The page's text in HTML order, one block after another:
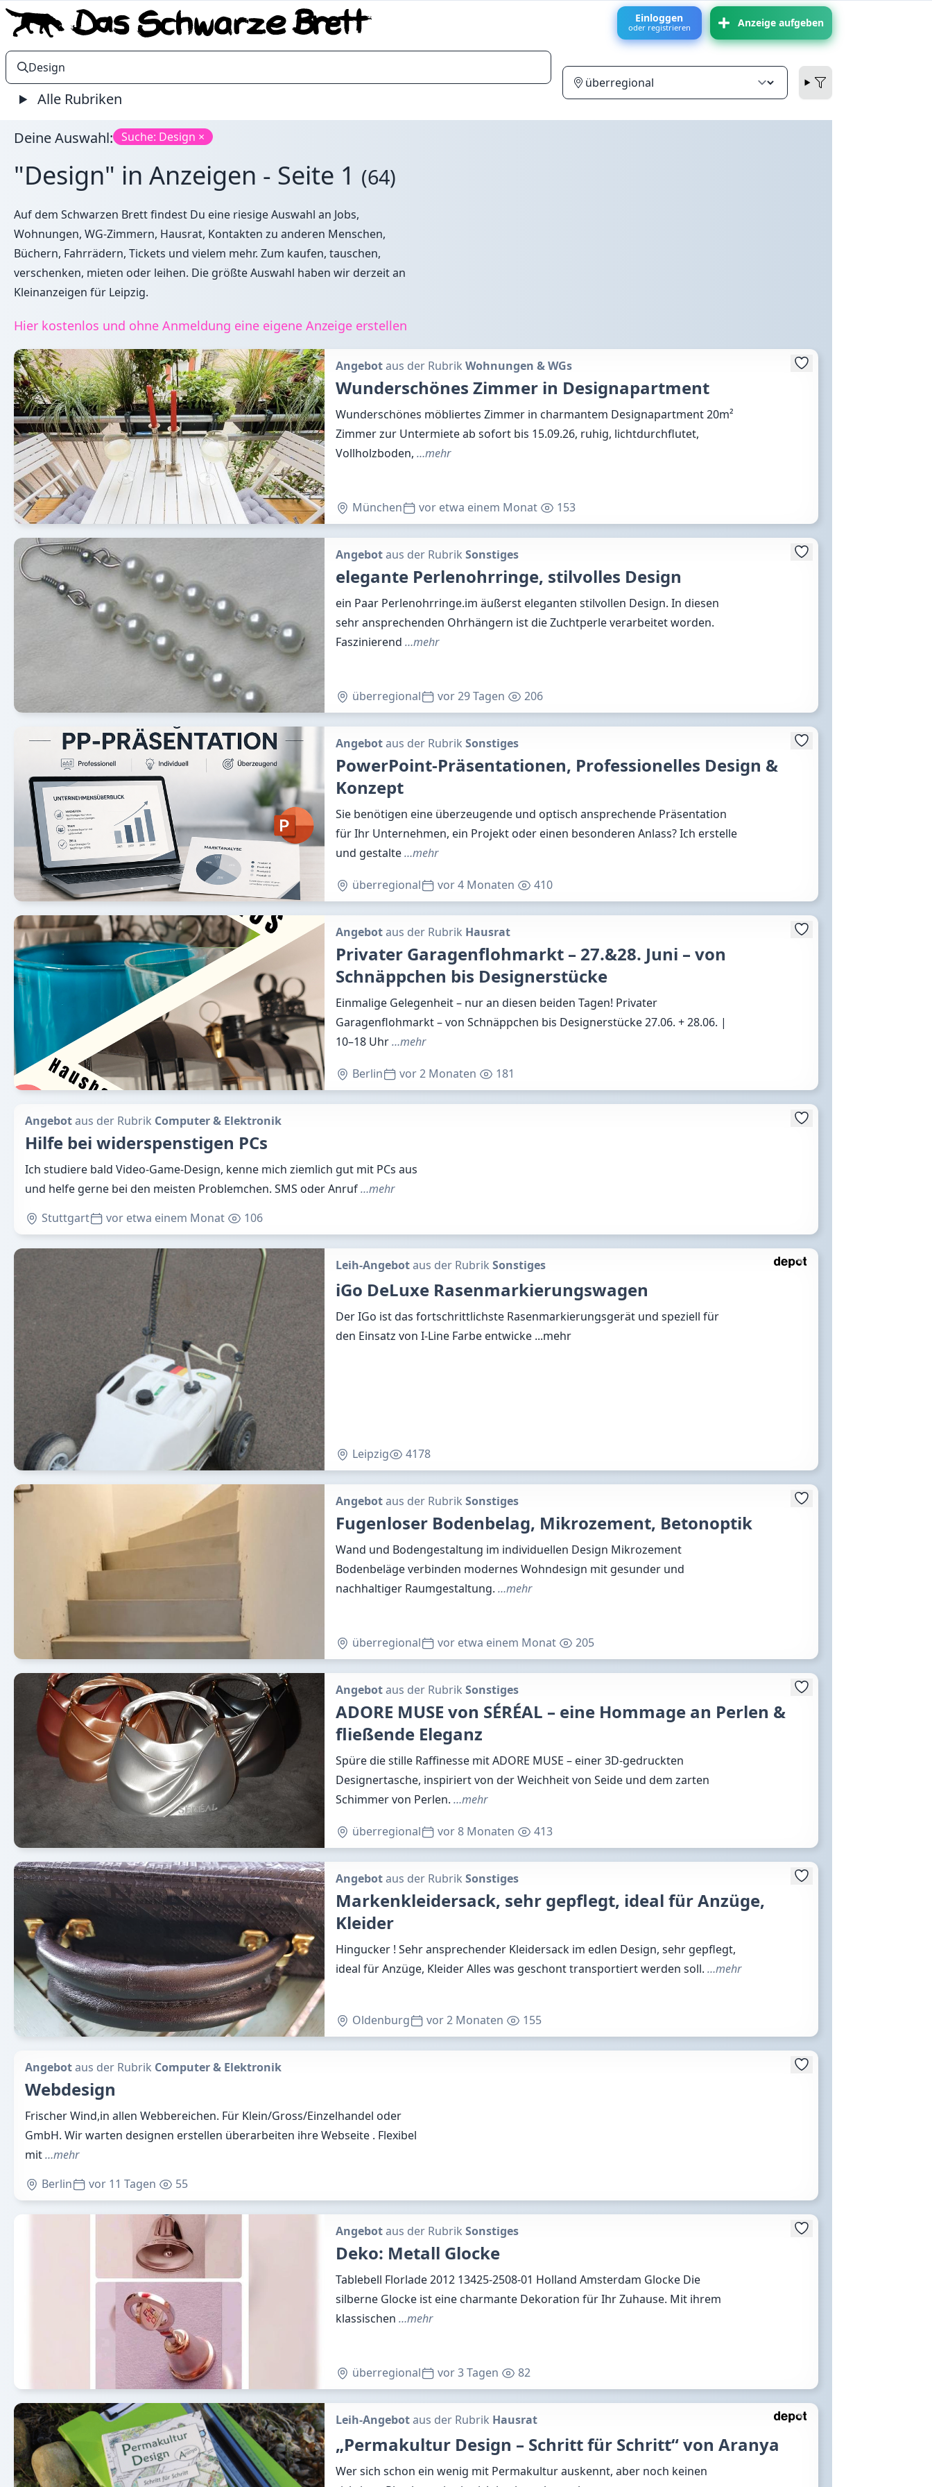
Einloggen
oder registrieren Anzeige aufgeben
Alle Rubriken
Deine Auswahl: Suche: Design ×
"Design" in Anzeigen - Seite 1 (64)
Auf dem Schwarzen Brett findest Du eine riesige Auswahl an Jobs,
Wohnungen, WG-Zimmern, Hausrat, Kontakten zu anderen Menschen,
Büchern, Fahrrädern, Tickets und vielem mehr. Zum kaufen, tauschen,
verschenken, mieten oder leihen. Die größte Auswahl haben wir derzeit an
Kleinanzeigen für Leipzig.
Hier kostenlos und ohne Anmeldung eine eigene Anzeige erstellen
Angebotaus der Rubrik Wohnungen & WGs
Wunderschönes Zimmer in Designapartment
Wunderschönes möbliertes Zimmer in charmantem Designapartment 20m²
Zimmer zur Untermiete ab sofort bis 15.09.26, ruhig, lichtdurchflutet,
Vollholzboden, …mehr
München vor etwa einem Monat 153
Angebotaus der Rubrik Sonstiges
elegante Perlenohrringe, stilvolles Design
ein Paar Perlenohrringe.im äußerst eleganten stilvollen Design. In diesen
sehr ansprechenden Ohrhängern ist die Zuchtperle verarbeitet worden.
Faszinierend …mehr
überregional vor 29 Tagen 206
Angebotaus der Rubrik Sonstiges
PowerPoint-Präsentationen, Professionelles Design &
Konzept
Sie benötigen eine überzeugende und optisch ansprechende Präsentation
für Ihr Unternehmen, ein Projekt oder einen besonderen Anlass? Ich erstelle
und gestalte…mehr
überregional vor 4 Monaten 410
Angebotaus der Rubrik Hausrat
Privater Garagenflohmarkt – 27.&28. Juni – von
Schnäppchen bis Designerstücke
Einmalige Gelegenheit – nur an diesen beiden Tagen! Privater
Garagenflohmarkt – von Schnäppchen bis Designerstücke 27.06. + 28.06. |
10–18 Uhr…mehr
Berlin vor 2 Monaten 181
Angebotaus der Rubrik Computer & Elektronik
Hilfe bei widerspenstigen PCs
Ich studiere bald Video-Game-Design, kenne mich ziemlich gut mit PCs aus
und helfe gerne bei den meisten Problemchen. SMS oder Anruf…mehr
Stuttgart
vor etwa einem Monat 106
Leih-Angebotaus der Rubrik Sonstiges
iGo DeLuxe Rasenmarkierungswagen
Der IGo ist das fortschrittlichste Rasenmarkierungsgerät und speziell für
den Einsatz von I-Line Farbe entwicke ...mehr
Leipzig 4178
Angebotaus der Rubrik Sonstiges
Fugenloser Bodenbelag, Mikrozement, Betonoptik
Wand und Bodengestaltung im individuellen Design Mikrozement
Bodenbeläge verbinden modernes Wohndesign mit gesunder und
nachhaltiger Raumgestaltung. …mehr
überregional vor etwa einem Monat 205
Angebotaus der Rubrik Sonstiges
ADORE MUSE von SÉRÉAL – eine Hommage an Perlen &
fließende Eleganz
Spüre die stille Raffinesse mit ADORE MUSE – einer 3D‑gedruckten
Designertasche, inspiriert von der Weichheit von Seide und dem zarten
Schimmer von Perlen. …mehr
überregional vor 8 Monaten 413
Angebotaus der Rubrik Sonstiges
Markenkleidersack, sehr gepflegt, ideal für Anzüge,
Kleider
Hingucker ! Sehr ansprechender Kleidersack im edlen Design, sehr gepflegt,
ideal für Anzüge, Kleider Alles was geschont transportiert werden soll. …mehr
Oldenburg vor 2 Monaten 155
Angebotaus der Rubrik Computer & Elektronik
Webdesign
Frischer Wind,in allen Webbereichen. Für Klein/Gross/Einzelhandel oder
GmbH. Wir warten designen erstellen überarbeiten ihre Webseite . Flexibel
mit…mehr
Berlin
vor 11 Tagen 55
Angebotaus der Rubrik Sonstiges
Deko: Metall Glocke
Tablebell Florlade 2012 13425-2508-01 Holland Amsterdam Glocke Die
silberne Glocke ist eine charmante Dekoration für Ihr Zuhause. Mit ihrem
klassischen …mehr
überregional vor 3 Tagen 82
Leih-Angebotaus der Rubrik Hausrat
„Permakultur Design – Schritt für Schritt“ von Aranya
Wer sich schon ein wenig mit Permakultur auskennt, aber noch keinen